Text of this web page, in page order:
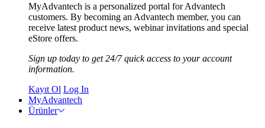
MyAdvantech is a personalized portal for Advantech
customers. By becoming an Advantech member, you can
receive latest product news, webinar invitations and special
eStore offers.
Sign up today to get 24/7 quick access to your account
information.
Kayıt Ol Log In
MyAdvantech
Ürünler